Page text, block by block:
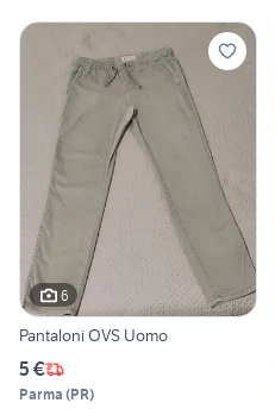
6
Pantaloni OVS Uomo
5 €
Parma (PR)